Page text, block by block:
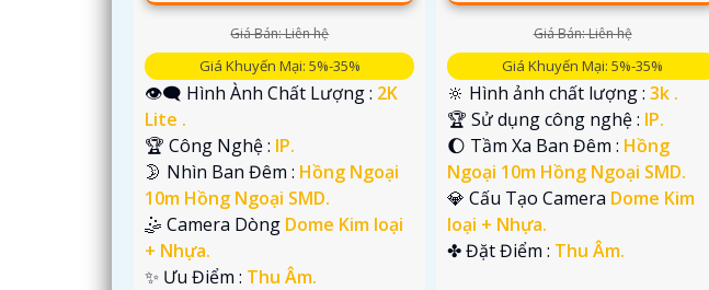
Giá Bán: Liên hệ
Giá Khuyến Mại: 5%-35%
👁️‍🗨 Hình Ành Chất Lượng : 2K
Lite .
🏆 Công Nghệ : IP.
🌛 Nhìn Ban Đêm : Hồng Ngoại
10m Hồng Ngoại SMD.
🤹 Camera Dòng Dome Kim loại
+ Nhựa.
️✨ Ưu Điểm : Thu Âm.
Giá Bán: Liên hệ
Giá Khuyến Mại: 5%-35%
🔆 Hình ảnh chất lượng :3k .
🏆 Sử dụng công nghệ : IP.
🌔 Tầm Xa Ban Đêm : Hồng
Ngoại 10m Hồng Ngoại SMD.
💎 Cấu Tạo Camera Dome Kim
loại + Nhựa.
️✤ Đặt Điểm : Thu Âm.